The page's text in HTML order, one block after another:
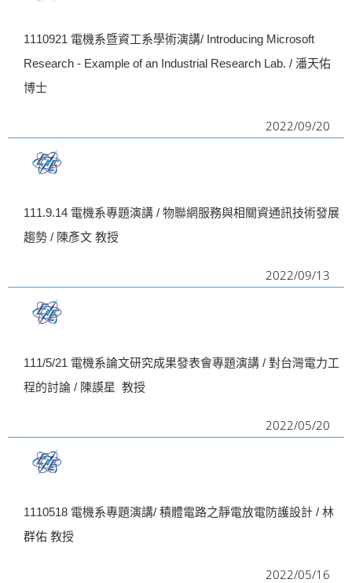
1110921 電機系暨資工系學術演講/ Introducing Microsoft
Research - Example of an Industrial Research Lab. / 潘天佑
博士
2022/09/20
111.9.14 電機系專題演講 / 物聯網服務與相關資通訊技術發展
趨勢 / 陳彥文 教授
2022/09/13
111/5/21 電機系論文研究成果發表會專題演講 / 對台灣電力工
程的討論 / 陳謨星 教授
2022/05/20
1110518 電機系專題演講/ 積體電路之靜電放電防護設計 / 林
群佑 教授
2022/05/16